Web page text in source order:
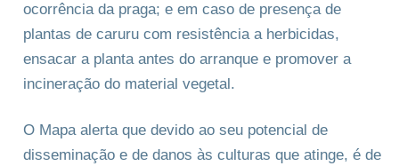
ocorrência da praga; e em caso de presença de
plantas de caruru com resistência a herbicidas,
ensacar a planta antes do arranque e promover a
incineração do material vegetal.
O Mapa alerta que devido ao seu potencial de
disseminação e de danos às culturas que atinge, é de